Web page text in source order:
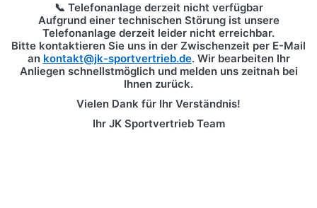
📞 Telefonanlage derzeit nicht verfügbar
Aufgrund einer technischen Störung ist unsere
Telefonanlage derzeit leider nicht erreichbar.
Bitte kontaktieren Sie uns in der Zwischenzeit per E-Mail
an kontakt@jk-sportvertrieb.de. Wir bearbeiten Ihr
Anliegen schnellstmöglich und melden uns zeitnah bei
Ihnen zurück.
Vielen Dank für Ihr Verständnis!
Ihr JK Sportvertrieb Team